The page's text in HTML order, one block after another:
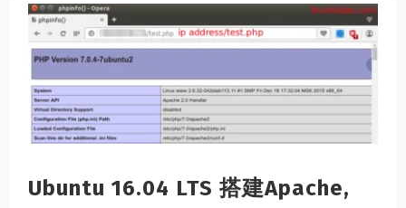
Ubuntu 16.04 LTS 搭建Apache,